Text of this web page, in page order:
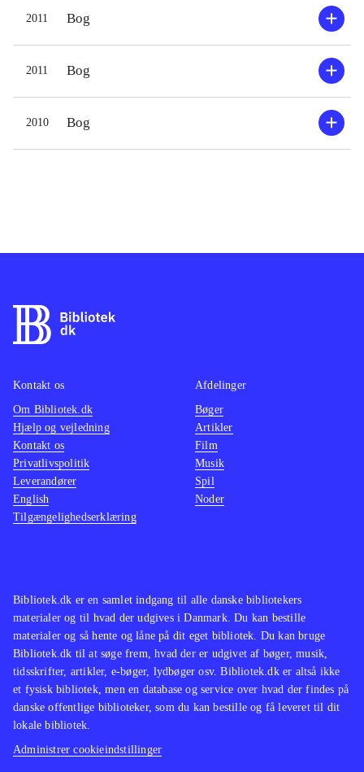
2011 Bog
2011 Bog
2010 Bog
Bibliotek.dk er en samlet indgang til alle danske bibliotekers
materialer og til hvad der udgives i Danmark. Du kan bestille
materialer og så hente og låne på dit eget bibliotek. Du kan bruge
Bibliotek.dk til at søge frem, hvad der er udgivet af bøger, musik,
tidsskrifter, artikler, e-bøger, lydbøger osv. Bibliotek.dk er altså ikke
et fysisk bibliotek, men en database og service over hvad der findes på
danske offentlige biblioteker, som du kan bestille og få leveret til dit
lokale bibliotek.
Administrer cookieindstillinger
Kontakt os
Om Bibliotek.dk
Hjælp og vejledning
Kontakt os
Privatlivspolitik
Leverandører
English
Tilgængelighedserklæring
Afdelinger
Bøger
Artikler
Film
Musik
Spil
Noder